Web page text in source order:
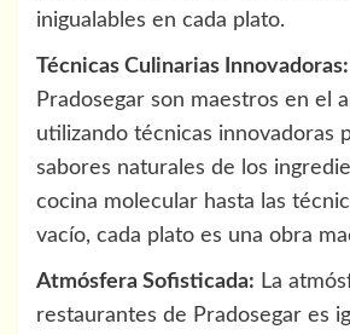
inigualables en cada plato.
Técnicas Culinarias Innovadoras:
Pradosegar son maestros en el
utilizando técnicas innovadoras
sabores naturales de los
cocina molecular hasta las
vacío, cada plato es una obra
Atmósfera Sofisticada: La
restaurantes de Pradosegar es